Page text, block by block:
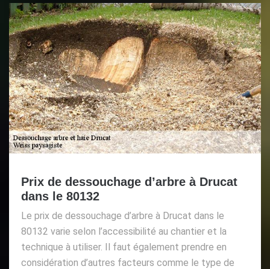
Prix de dessouchage d’arbre à Drucat
dans le 80132
Le prix de dessouchage d’arbre à Drucat dans le
80132 varie selon l’accessibilité au chantier et la
technique à utiliser. Il faut également prendre en
considération d’autres facteurs comme le type de